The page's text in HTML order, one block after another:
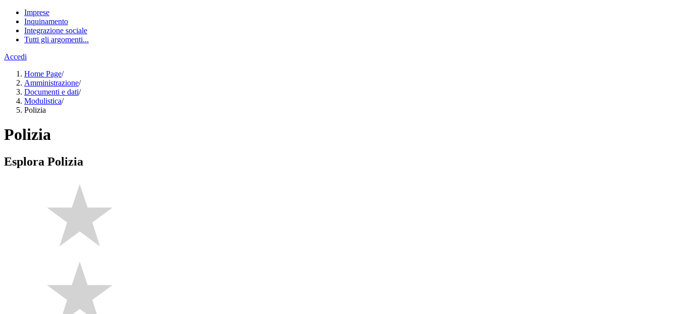
Imprese
Inquinamento
Integrazione sociale
Tutti gli argomenti...
Accedi
Home Page/
Amministrazione/
Documenti e dati/
Modulistica/
Polizia
Polizia
Esplora Polizia